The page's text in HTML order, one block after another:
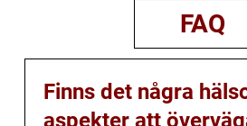
FAQ
Finns det några
aspekter att